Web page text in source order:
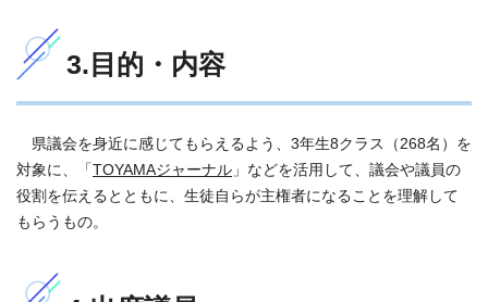
3.目的・内容
県議会を身近に感じてもらえるよう、3年生8クラス（268名）を
対象に、「TOYAMAジャーナル 」などを活用して、議会や議員の
役割を伝えるとともに、生徒自らが主権者になることを理解して
もらうもの。